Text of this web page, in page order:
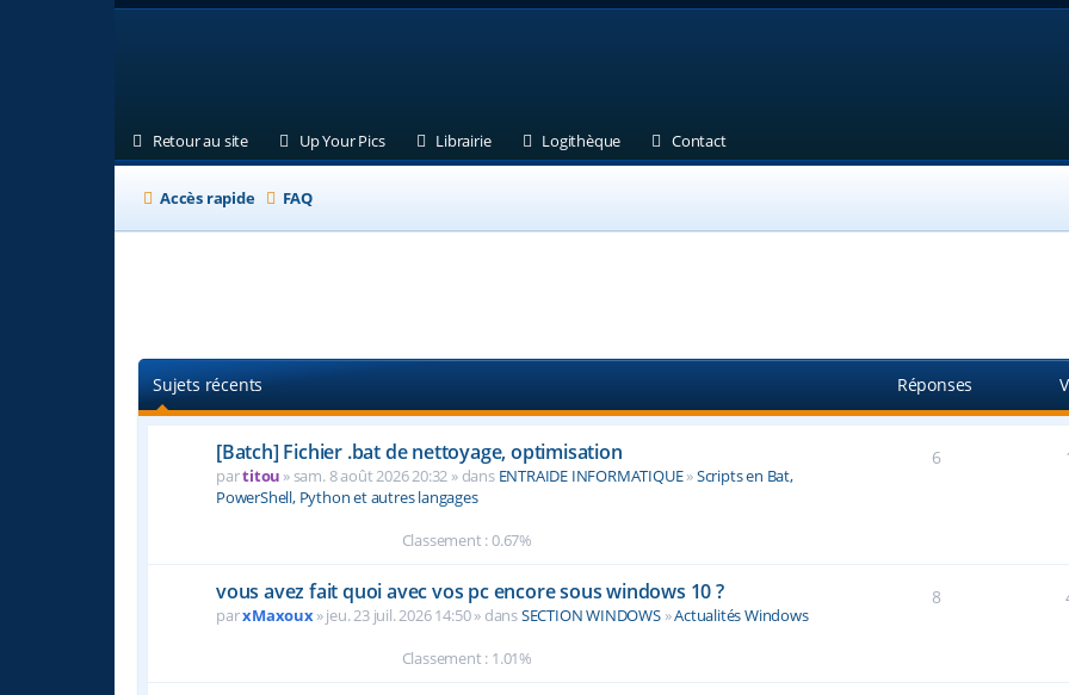
Retour au site(Ouvre un nouvel onglet)
Up Your Pics(Ouvre un nouvel onglet)
Librairie(Ouvre un nouvel onglet)
Logithèque(Ouvre un nouvel onglet)
Contact(Ouvre un nouvel onglet)
Accès rapide FAQ
Sujets récents Réponses
[Batch] Fichier .bat de nettoyage, optimisation
partitou » sam. 8 août 2026 20:32 » dans ENTRAIDE INFORMATIQUE»Scripts en Bat,
PowerShell, Python et autres langages
Classement : 0.67%
6
vous avez fait quoi avec vos pc encore sous windows 10 ?
parxMaxoux» jeu. 23 juil. 2026 14:50 » dansSECTION WINDOWS»Actualités Windows
Classement : 1.01%
8